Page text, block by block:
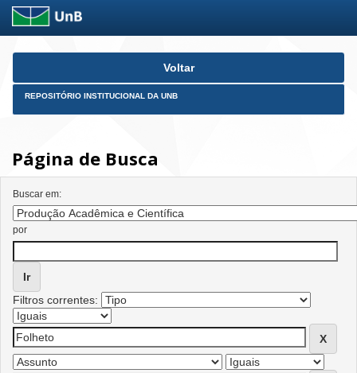
Skip
Voltar
REPOSITÓRIO INSTITUCIONAL DA UNB
Página de Busca
Buscar em:
por
Filtros correntes: